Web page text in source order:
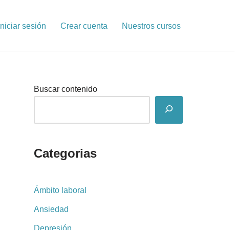
Iniciar sesión Crear cuenta Nuestros cursos
Buscar contenido
Categorias
Ámbito laboral
Ansiedad
Depresión